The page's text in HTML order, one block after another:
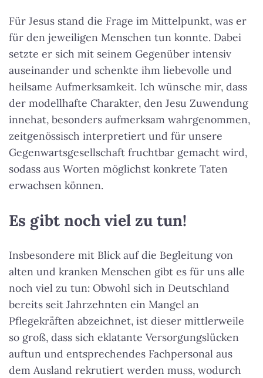
Für Jesus stand die Frage im Mittelpunkt, was er
für den jeweiligen Menschen tun konnte. Dabei
setzte er sich mit seinem Gegenüber intensiv
auseinander und schenkte ihm liebevolle und
heilsame Aufmerksamkeit. Ich wünsche mir, dass
der modellhafte Charakter, den Jesu Zuwendung
innehat, besonders aufmerksam wahrgenommen,
zeitgenössisch interpretiert und für unsere
Gegenwartsgesellschaft fruchtbar gemacht wird,
sodass aus Worten möglichst konkrete Taten
erwachsen können.
Es gibt noch viel zu tun!
Insbesondere mit Blick auf die Begleitung von
alten und kranken Menschen gibt es für uns alle
noch viel zu tun: Obwohl sich in Deutschland
bereits seit Jahrzehnten ein Mangel an
Pflegekräften abzeichnet, ist dieser mittlerweile
so groß, dass sich eklatante Versorgungslücken
auftun und entsprechendes Fachpersonal aus
dem Ausland rekrutiert werden muss, wodurch